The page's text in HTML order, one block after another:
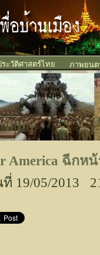
ะวัติศาสตร์ไทย ภาพยนต
America ฉีกห
19/05/2013